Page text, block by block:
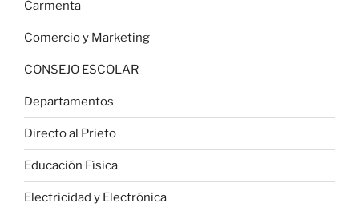
Carmenta
Comercio y Marketing
CONSEJO ESCOLAR
Departamentos
Directo al Prieto
Educación Física
Electricidad y Electrónica